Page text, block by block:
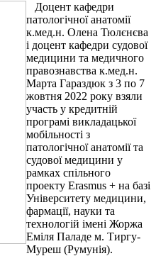
Доцент кафедри
патологічної анатомії
к.мед.н. Олена Тюлєнєва
і доцент кафедри судової
медицини та медичного
правознавства к.мед.н.
Марта Гараздюк з 3 по 7
жовтня 2022 року взяли
участь у кредитній
програмі викладацької
мобільності з
патологічної анатомії та
судової медицини у
рамках спільного
проекту Erasmus + на базі
Університету медицини,
фармації, науки та
технологій імені Жоржа
Еміля Паладе м. Тиргу-
Муреш (Румунія).